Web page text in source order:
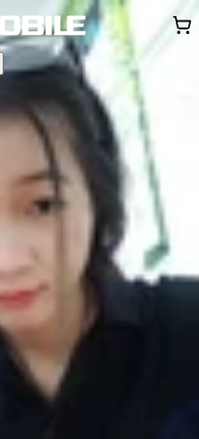
So SánhTư vấn
Khuyến
Thông báo
Khách
Ultra 5G: Đột
trợ bút S-Pen và
giá